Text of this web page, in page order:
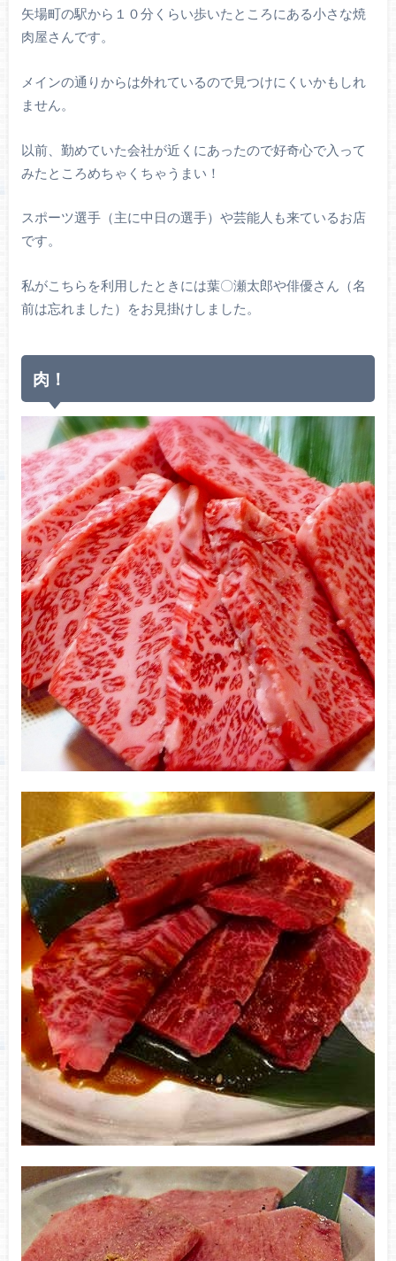
矢場町の駅から１０分くらい歩いたところにある小さな焼
肉屋さんです。
メインの通りからは外れているので見つけにくいかもしれ
ません。
以前、勤めていた会社が近くにあったので好奇心で入って
みたところめちゃくちゃうまい！
スポーツ選手（主に中日の選手）や芸能人も来ているお店
です。
私がこちらを利用したときには葉〇瀬太郎や俳優さん（名
前は忘れました）をお見掛けしました。
肉！